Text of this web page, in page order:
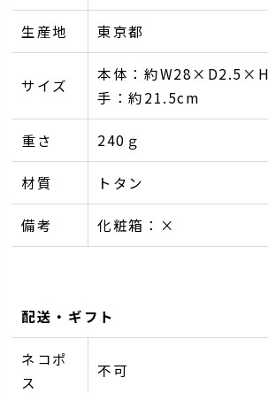
生産地 東京都
サイズ
本体：約
手：約21.5cm
重さ 240ｇ
材質 トタン
備考 化粧箱：×
配送・ギフト
ネコポ
ス
不可